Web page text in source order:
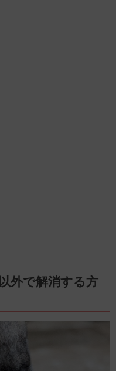
外で解消する方